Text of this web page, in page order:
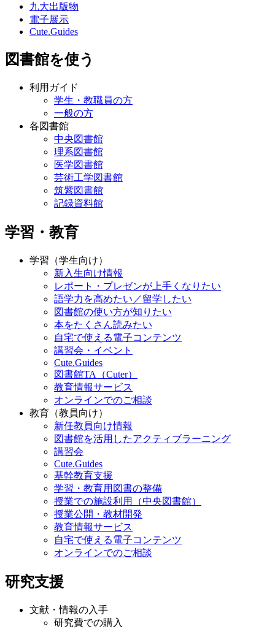
九大出版物
電子展示
Cute.Guides
図書館を使う
利用ガイド
学生・教職員の方
一般の方
各図書館
中央図書館
理系図書館
医学図書館
芸術工学図書館
筑紫図書館
記録資料館
学習・教育
学習（学生向け）
新入生向け情報
レポート・プレゼンが上手くなりたい
語学力を高めたい／留学したい
図書館の使い方が知りたい
本をたくさん読みたい
自宅で使える電子コンテンツ
講習会・イベント
Cute.Guides
図書館TA（Cuter）
教育情報サービス
オンラインでのご相談
教育（教員向け）
新任教員向け情報
図書館を活用したアクティブラーニング
講習会
Cute.Guides
基幹教育支援
学習・教育用図書の整備
授業での施設利用（中央図書館）
授業公開・教材開発
教育情報サービス
自宅で使える電子コンテンツ
オンラインでのご相談
研究支援
文献・情報の入手
研究費での購入